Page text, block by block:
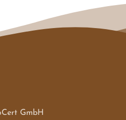
GmbH